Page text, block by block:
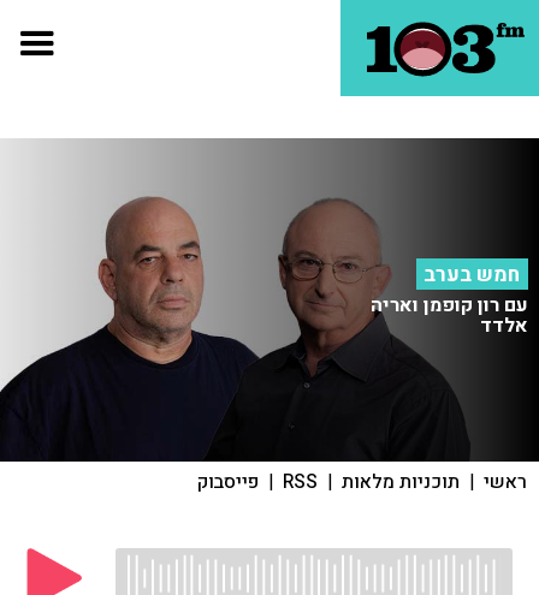
חמש בערב
עם רון קופמן ואריה
אלדד
ראשי | תוכניות מלאות |
RSS
| פייסבוק